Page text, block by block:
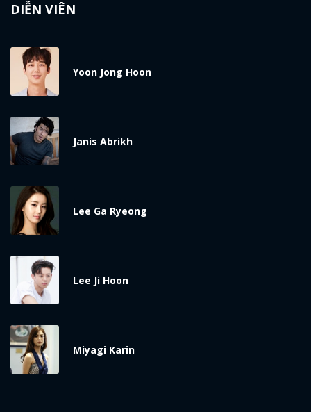
DIỄN VIÊN
Yoon Jong Hoon
Janis Abrikh
Lee Ga Ryeong
Lee Ji Hoon
Miyagi Karin